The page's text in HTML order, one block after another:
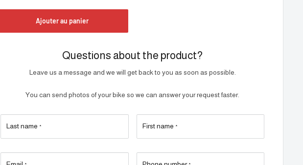
Ajouter au panier
Questions about the product?
Leave us a message and we will get back to you as soon as possible.
You can send photos of your bike so we can answer your request faster.
Last name * First name *